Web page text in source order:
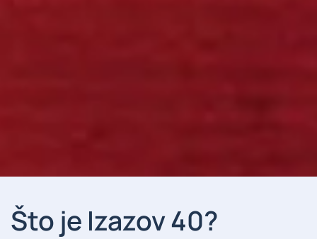
Što je Izazov 40?